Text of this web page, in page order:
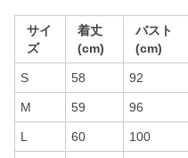
サイ
ズ
着丈
(cm)
バスト
(cm)
S 58 92
M 59 96
L 60 100